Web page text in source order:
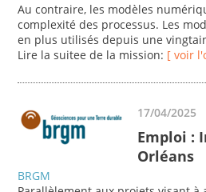
Au contraire, les modèles
complexité des processus. Les
en plus utilisés depuis une
Lire la suitee de la mission: [ voir
17/04/2025
Emploi :
Orléans
BRGM